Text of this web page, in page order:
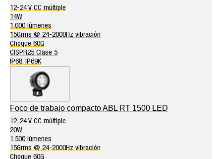
12-24 V CC múltiple
14W
1.000 lúmenes
15Grms @ 24-2000Hz vibración
Choque 60G
CISPR25 Clase 5
IP68, IP69K
Foco de trabajo compacto ABL RT 1500 LED
12-24 V CC múltiple
20W
1.500 lúmenes
15Grms @ 24-2000Hz vibración
Choque 60G